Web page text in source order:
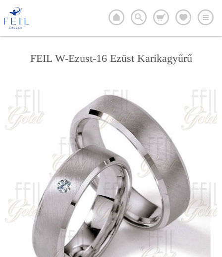
FEIL W-Ezust-16 Ezüst Karikagyűrű